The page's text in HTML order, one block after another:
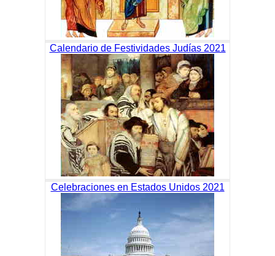
Calendario de Festividades Judías 2021
Celebraciones en Estados Unidos 2021